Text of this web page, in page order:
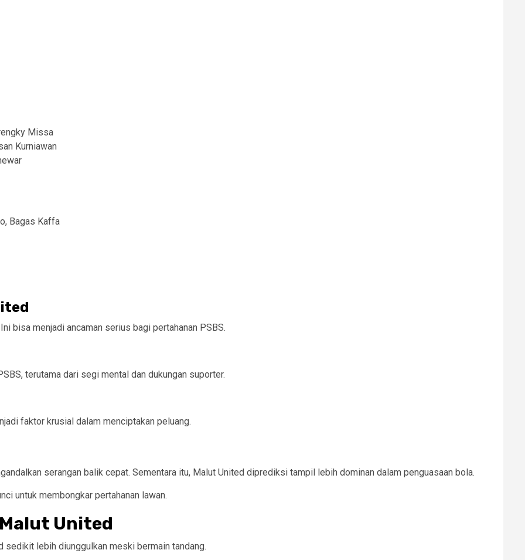
Missa
Kurniawan
Bagas Kaffa
bisa menjadi ancaman serius bagi pertahanan PSBS.
terutama dari segi mental dan dukungan suporter.
faktor krusial dalam menciptakan peluang.
serangan balik cepat. Sementara itu, Malut United diprediksi tampil lebih dominan dalam penguasaan bola.
untuk membongkar pertahanan lawan.
United
lebih diunggulkan meski bermain tandang.